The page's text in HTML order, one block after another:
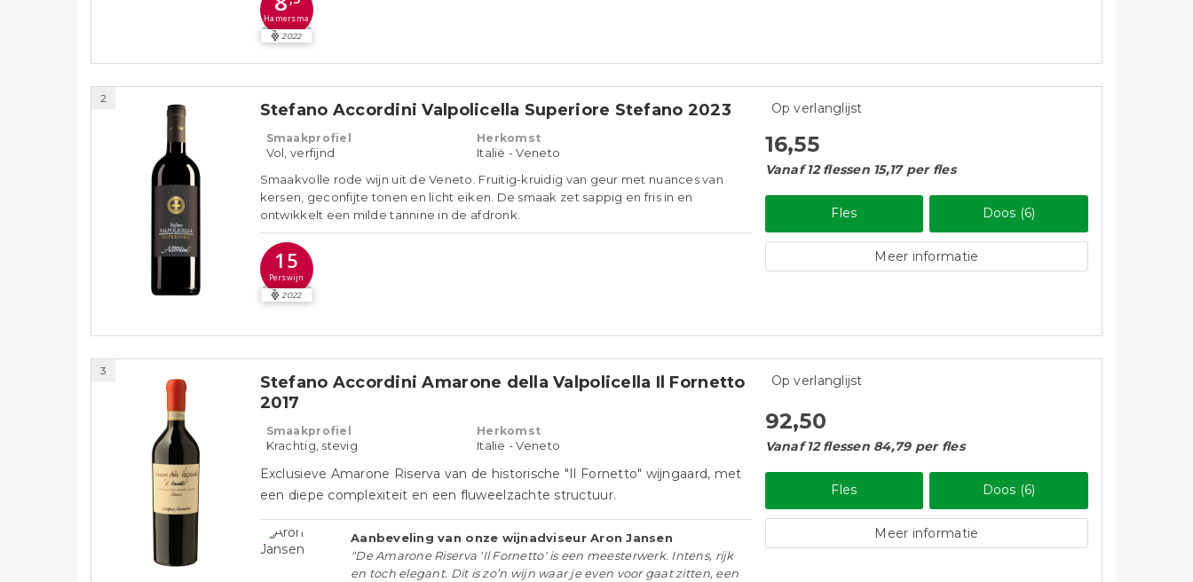
Hamersma
2022
2
Stefano Accordini Valpolicella Superiore Stefano 2023
Smaakprofiel
Vol, verfijnd
Herkomst
Italië - Veneto
Smaakvolle rode wijn uit de Veneto. Fruitig-kruidig van geur met nuances van
kersen, geconfijte tonen en licht eiken. De smaak zet sappig en fris in en
ontwikkelt een milde tannine in de afdronk.
15
Perswijn
2022
Op verlanglijst
16,55
Vanaf 12 flessen 15,17 per fles
Fles Doos (6)
Meer informatie
3
Stefano Accordini Amarone della Valpolicella Il Fornetto
2017
Smaakprofiel
Krachtig, stevig
Herkomst
Italië - Veneto
Exclusieve Amarone Riserva van de historische "Il Fornetto" wijngaard, met
een diepe complexiteit en een fluweelzachte structuur.​
Aanbeveling van onze wijnadviseur Aron Jansen
"De Amarone Riserva 'Il Fornetto' is een meesterwerk. Intens, rijk
en toch elegant. Dit is zo’n wijn waar je even voor gaat zitten, een
Op verlanglijst
92,50
Vanaf 12 flessen 84,79 per fles
Fles Doos (6)
Meer informatie